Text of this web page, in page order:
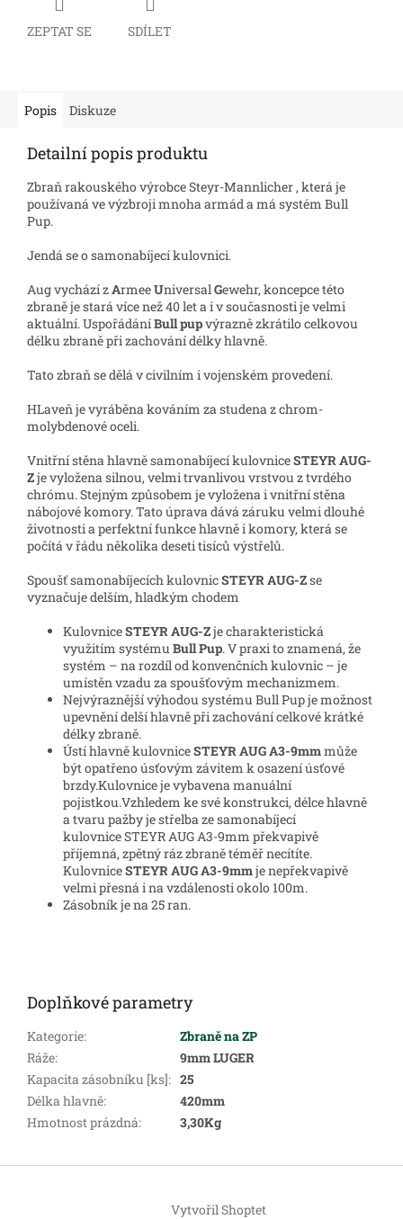
ZEPTAT SE SDÍLET
Popis Diskuze
Detailní popis produktu
Zbraň rakouského výrobce Steyr-Mannlicher , která je
používaná ve výzbroji mnoha armád a má systém Bull
Pup.
Jendá se o samonabíjecí kulovnici.
Aug vychází zArmeeUniversalGewehr, koncepce této
zbraně je stará více než 40 let a i v současnosti je velmi
aktuální.UspořádáníBull pupvýrazně zkrátilo celkovou
délku zbraně při zachování délky hlavně.
Tato zbraň se dělá v civilním i vojenském provedení.
HLaveň je vyráběna kováním za studena z chrom-
molybdenové oceli.
Vnitřní stěna hlavně samonabíjecí kulovniceSTEYR AUG-
Zje vyložena silnou, velmi trvanlivou vrstvou z tvrdého
chrómu. Stejným způsobem je vyložena i vnitřní stěna
nábojové komory. Tato úprava dává záruku velmi dlouhé
životnosti a perfektní funkce hlavně i komory, která se
počítá v řádu několika deseti tisíců výstřelů.
Spoušť samonabíjecích kulovnicSTEYR AUG-Zse
vyznačuje delším, hladkým chodem
KulovniceSTEYR AUG-Zje charakteristická
využitím systému Bull Pup. V praxi to znamená, že
systém – na rozdíl od konvenčních kulovnic – je
umístěn vzadu za spoušťovým mechanizmem.
Nejvýraznější výhodou systému Bull Pup je možnost
upevnění delší hlavně při zachování celkové krátké
délky zbraně.
Ústí hlavně kulovniceSTEYR AUG A3-9mmmůže
být opatřeno úsťovým závitem k osazení úsťové
brzdy.Kulovnice je vybavena manuální
pojistkou.Vzhledem ke své konstrukci, délce hlavně
a tvaru pažby je střelba ze samonabíjecí
kulovnice STEYR AUG A3-9mm překvapivě
příjemná, zpětný ráz zbraně téměř necítíte.
KulovniceSTEYR AUG A3-9mmje nepřekvapivě
velmi přesná i na vzdálenosti okolo 100m.
Zásobník je na 25 ran.
Doplňkové parametry
Kategorie:
Zbraně na ZP
Ráže:
9mm LUGER
Kapacita zásobníku [ks]: 25
Délka hlavně:
420mm
Hmotnost prázdná: 3,30Kg
Z
Vytvořil Shoptet